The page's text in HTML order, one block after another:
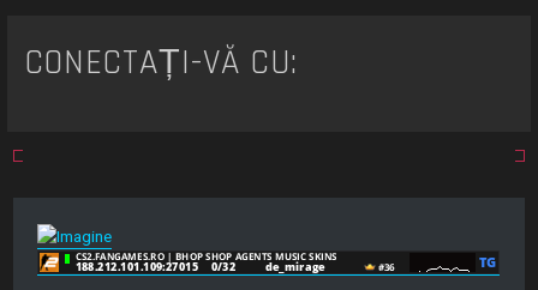
CONECTAȚI-VĂ CU: